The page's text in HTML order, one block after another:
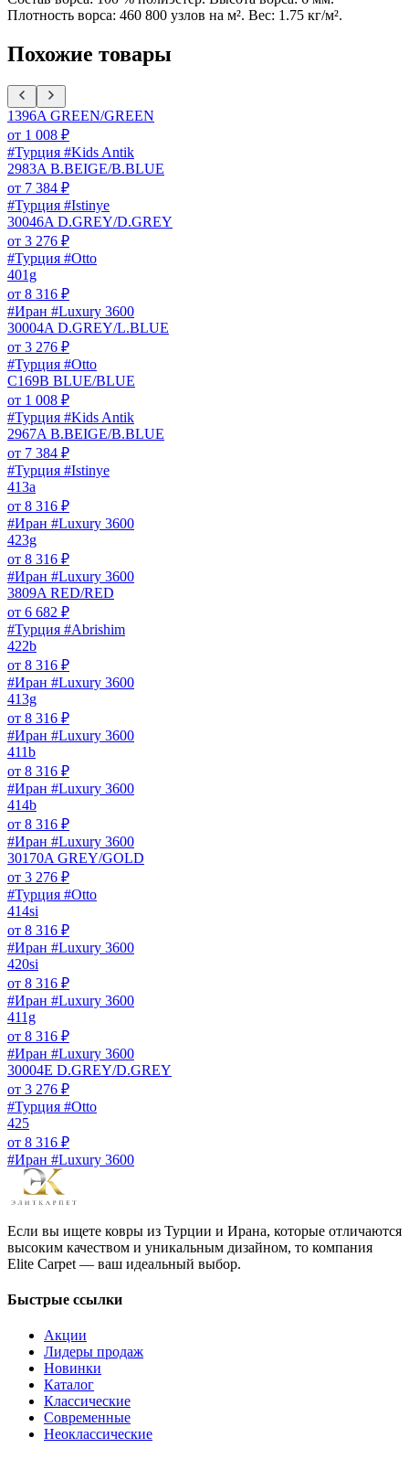
Плотность ворса: 460 800 узлов на м². Вес: 1.75 кг/м².
Похожие товары
1396A GREEN/GREEN
от 1 008 ₽
#Турция #Kids Antik
2983A B.BEIGE/B.BLUE
от 7 384 ₽
#Турция #Istinye
30046A D.GREY/D.GREY
от 3 276 ₽
#Турция #Otto
401g
от 8 316 ₽
#Иран #Luxury 3600
30004A D.GREY/L.BLUE
от 3 276 ₽
#Турция #Otto
C169B BLUE/BLUE
от 1 008 ₽
#Турция #Kids Antik
2967A B.BEIGE/B.BLUE
от 7 384 ₽
#Турция #Istinye
413a
от 8 316 ₽
#Иран #Luxury 3600
423g
от 8 316 ₽
#Иран #Luxury 3600
3809A RED/RED
от 6 682 ₽
#Турция #Abrishim
422b
от 8 316 ₽
#Иран #Luxury 3600
413g
от 8 316 ₽
#Иран #Luxury 3600
411b
от 8 316 ₽
#Иран #Luxury 3600
414b
от 8 316 ₽
#Иран #Luxury 3600
30170A GREY/GOLD
от 3 276 ₽
#Турция #Otto
414si
от 8 316 ₽
#Иран #Luxury 3600
420si
от 8 316 ₽
#Иран #Luxury 3600
411g
от 8 316 ₽
#Иран #Luxury 3600
30004E D.GREY/D.GREY
от 3 276 ₽
#Турция #Otto
425
от 8 316 ₽
#Иран #Luxury 3600
Если вы ищете ковры из Турции и Ирана, которые отличаются
высоким качеством и уникальным дизайном, то компания
Elite Carpet — ваш идеальный выбор.
Быстрые ссылки
Акции
Лидеры продаж
Новинки
Каталог
Классические
Современные
Неоклассические